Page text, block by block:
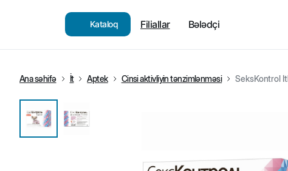
Kataloq Filiallar Bələdçi
Ana səhifə İt Aptek Cinsi aktivliyin tənzimlənməsi SeksKontrol